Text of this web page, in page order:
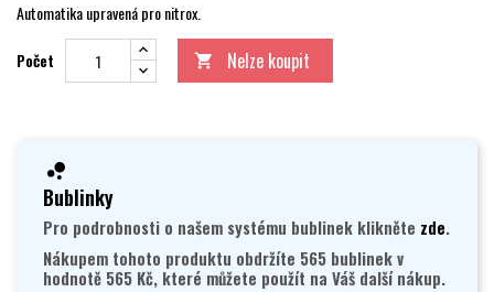
Automatika upravená pro nitrox.
Počet  Nelze koupit
Bublinky
Pro podrobnosti o našem systému bublinek klikněte zde.
Nákupem tohoto produktu obdržíte 565 bublinek v
hodnotě 565 Kč, které můžete použít na Váš další nákup.